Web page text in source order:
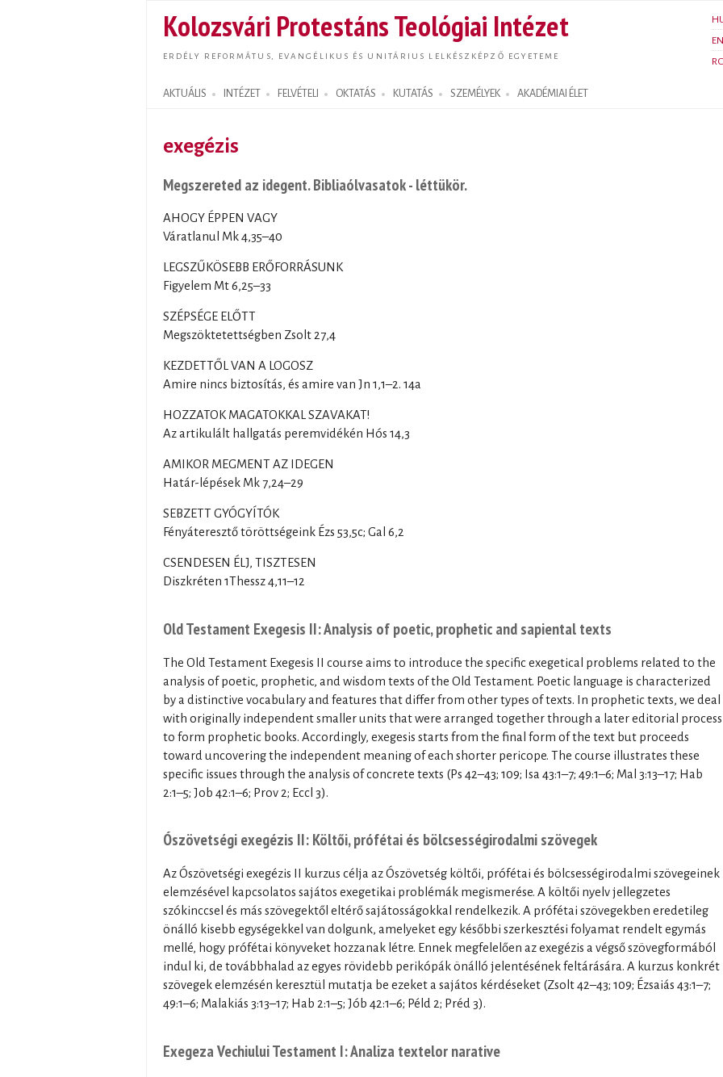
tartalomra
Kolozsvári Protestáns Teológiai Intézet
ERDÉLY REFORMÁTUS, EVANGÉLIKUS ÉS UNITÁRIUS LELKÉSZKÉPZŐ EGYETEME
EN
AKTUÁLIS INTÉZET FELVÉTELI OKTATÁS KUTATÁS SZEMÉLYEK AKADÉMIAI ÉLET
Search form
exegézis
Megszereted az idegent. Bibliaólvasatok - léttükör.
AHOGY ÉPPEN VAGY
Váratlanul Mk 4,35–40
LEGSZŰKÖSEBB ERŐFORRÁSUNK
Figyelem Mt 6,25–33
SZÉPSÉGE ELŐTT
Megszöktetettségben Zsolt 27,4
KEZDETTŐL VAN A LOGOSZ
Amire nincs biztosítás, és amire van Jn 1,1–2. 14a
HOZZATOK MAGATOKKAL SZAVAKAT!
Az artikulált hallgatás peremvidékén Hós 14,3
AMIKOR MEGMENT AZ IDEGEN
Határ-lépések Mk 7,24–29
SEBZETT GYÓGYÍTÓK
Fényáteresztő töröttségeink Ézs 53,5c; Gal 6,2
CSENDESEN ÉLJ, TISZTESEN
Diszkréten 1Thessz 4,11–12
Old Testament Exegesis II: Analysis of poetic, prophetic and sapiental texts
The Old Testament Exegesis II course aims to introduce the specific exegetical problems related to the
analysis of poetic, prophetic, and wisdom texts of the Old Testament. Poetic language is characterized
by a distinctive vocabulary and features that differ from other types of texts. In prophetic texts, we deal
with originally independent smaller units that were arranged together through a later editorial process
to form prophetic books. Accordingly, exegesis starts from the final form of the text but proceeds
toward uncovering the independent meaning of each shorter pericope. The course illustrates these
specific issues through the analysis of concrete texts (Ps 42–43; 109; Isa 43:1–7; 49:1–6; Mal 3:13–17; Hab
2:1–5; Job 42:1–6; Prov 2; Eccl 3).
Ószövetségi exegézis II: Költői, prófétai és bölcsességirodalmi szövegek
Az Ószövetségi exegézis II kurzus célja az Ószövetség költői, prófétai és bölcsességirodalmi szövegeinek
elemzésével kapcsolatos sajátos exegetikai problémák megismerése. A költői nyelv jellegzetes
szókinccsel és más szövegektől eltérő sajátosságokkal rendelkezik. A prófétai szövegekben eredetileg
önálló kisebb egységekkel van dolgunk, amelyeket egy későbbi szerkesztési folyamat rendelt egymás
mellé, hogy prófétai könyveket hozzanak létre. Ennek megfelelően az exegézis a végső szövegformából
indul ki, de továbbhalad az egyes rövidebb perikópák önálló jelentésének feltárására. A kurzus konkrét
szövegek elemzésén keresztül mutatja be ezeket a sajátos kérdéseket (Zsolt 42–43; 109; Ézsaiás 43:1–7;
49:1–6; Malakiás 3:13–17; Hab 2:1–5; Jób 42:1–6; Péld 2; Préd 3).
Exegeza Vechiului Testament I: Analiza textelor narative